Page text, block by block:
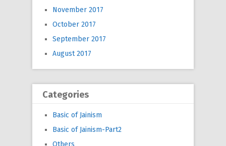
November 2017
October 2017
September 2017
August 2017
Categories
Basic of Jainism
Basic of Jainism-Part2
Others